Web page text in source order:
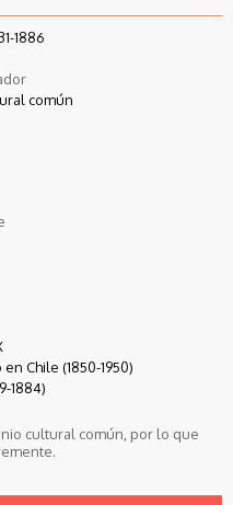
1886
común
Chile (1850-1950)
1884)
cultural común, por lo que